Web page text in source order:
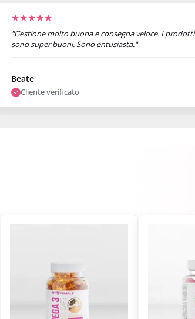
★★★★★
"Gestione molto buona e consegna veloce. I prodotti
sono super buoni. Sono entusiasta."
Beate
Cliente verificato